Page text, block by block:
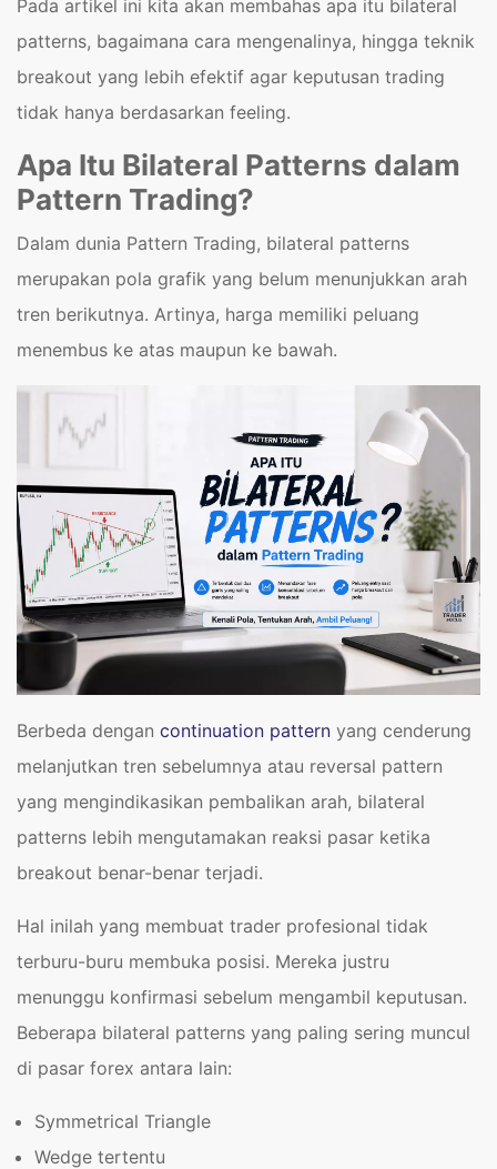
Pada artikel ini kita akan membahas apa itu bilateral
patterns, bagaimana cara mengenalinya, hingga teknik
breakout yang lebih efektif agar keputusan trading
tidak hanya berdasarkan feeling.
Apa Itu Bilateral Patterns dalam
Pattern Trading?
Dalam dunia Pattern Trading, bilateral patterns
merupakan pola grafik yang belum menunjukkan arah
tren berikutnya. Artinya, harga memiliki peluang
menembus ke atas maupun ke bawah.
Berbeda dengan continuation pattern yang cenderung
melanjutkan tren sebelumnya atau reversal pattern
yang mengindikasikan pembalikan arah, bilateral
patterns lebih mengutamakan reaksi pasar ketika
breakout benar-benar terjadi.
Hal inilah yang membuat trader profesional tidak
terburu-buru membuka posisi. Mereka justru
menunggu konfirmasi sebelum mengambil keputusan.
Beberapa bilateral patterns yang paling sering muncul
di pasar forex antara lain:
Symmetrical Triangle
Wedge tertentu